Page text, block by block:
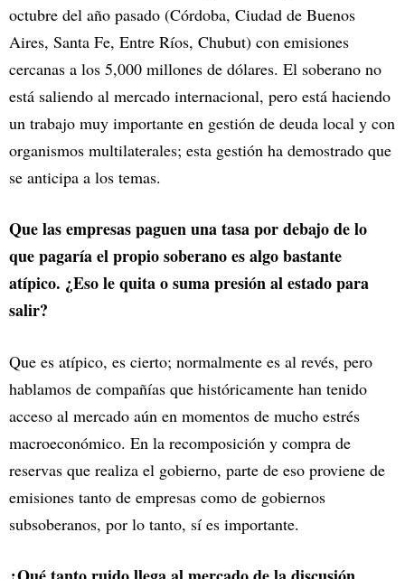
octubre del año pasado (Córdoba, Ciudad de Buenos
Aires, Santa Fe, Entre Ríos, Chubut) con emisiones
cercanas a los 5,000 millones de dólares. El soberano no
está saliendo al mercado internacional, pero está haciendo
un trabajo muy importante en gestión de deuda local y con
organismos multilaterales; esta gestión ha demostrado que
se anticipa a los temas.
Que las empresas paguen una tasa por debajo de lo
que pagaría el propio soberano es algo bastante
atípico. ¿Eso le quita o suma presión al estado para
salir?
Que es atípico, es cierto; normalmente es al revés, pero
hablamos de compañías que históricamente han tenido
acceso al mercado aún en momentos de mucho estrés
macroeconómico. En la recomposición y compra de
reservas que realiza el gobierno, parte de eso proviene de
emisiones tanto de empresas como de gobiernos
subsoberanos, por lo tanto, sí es importante.